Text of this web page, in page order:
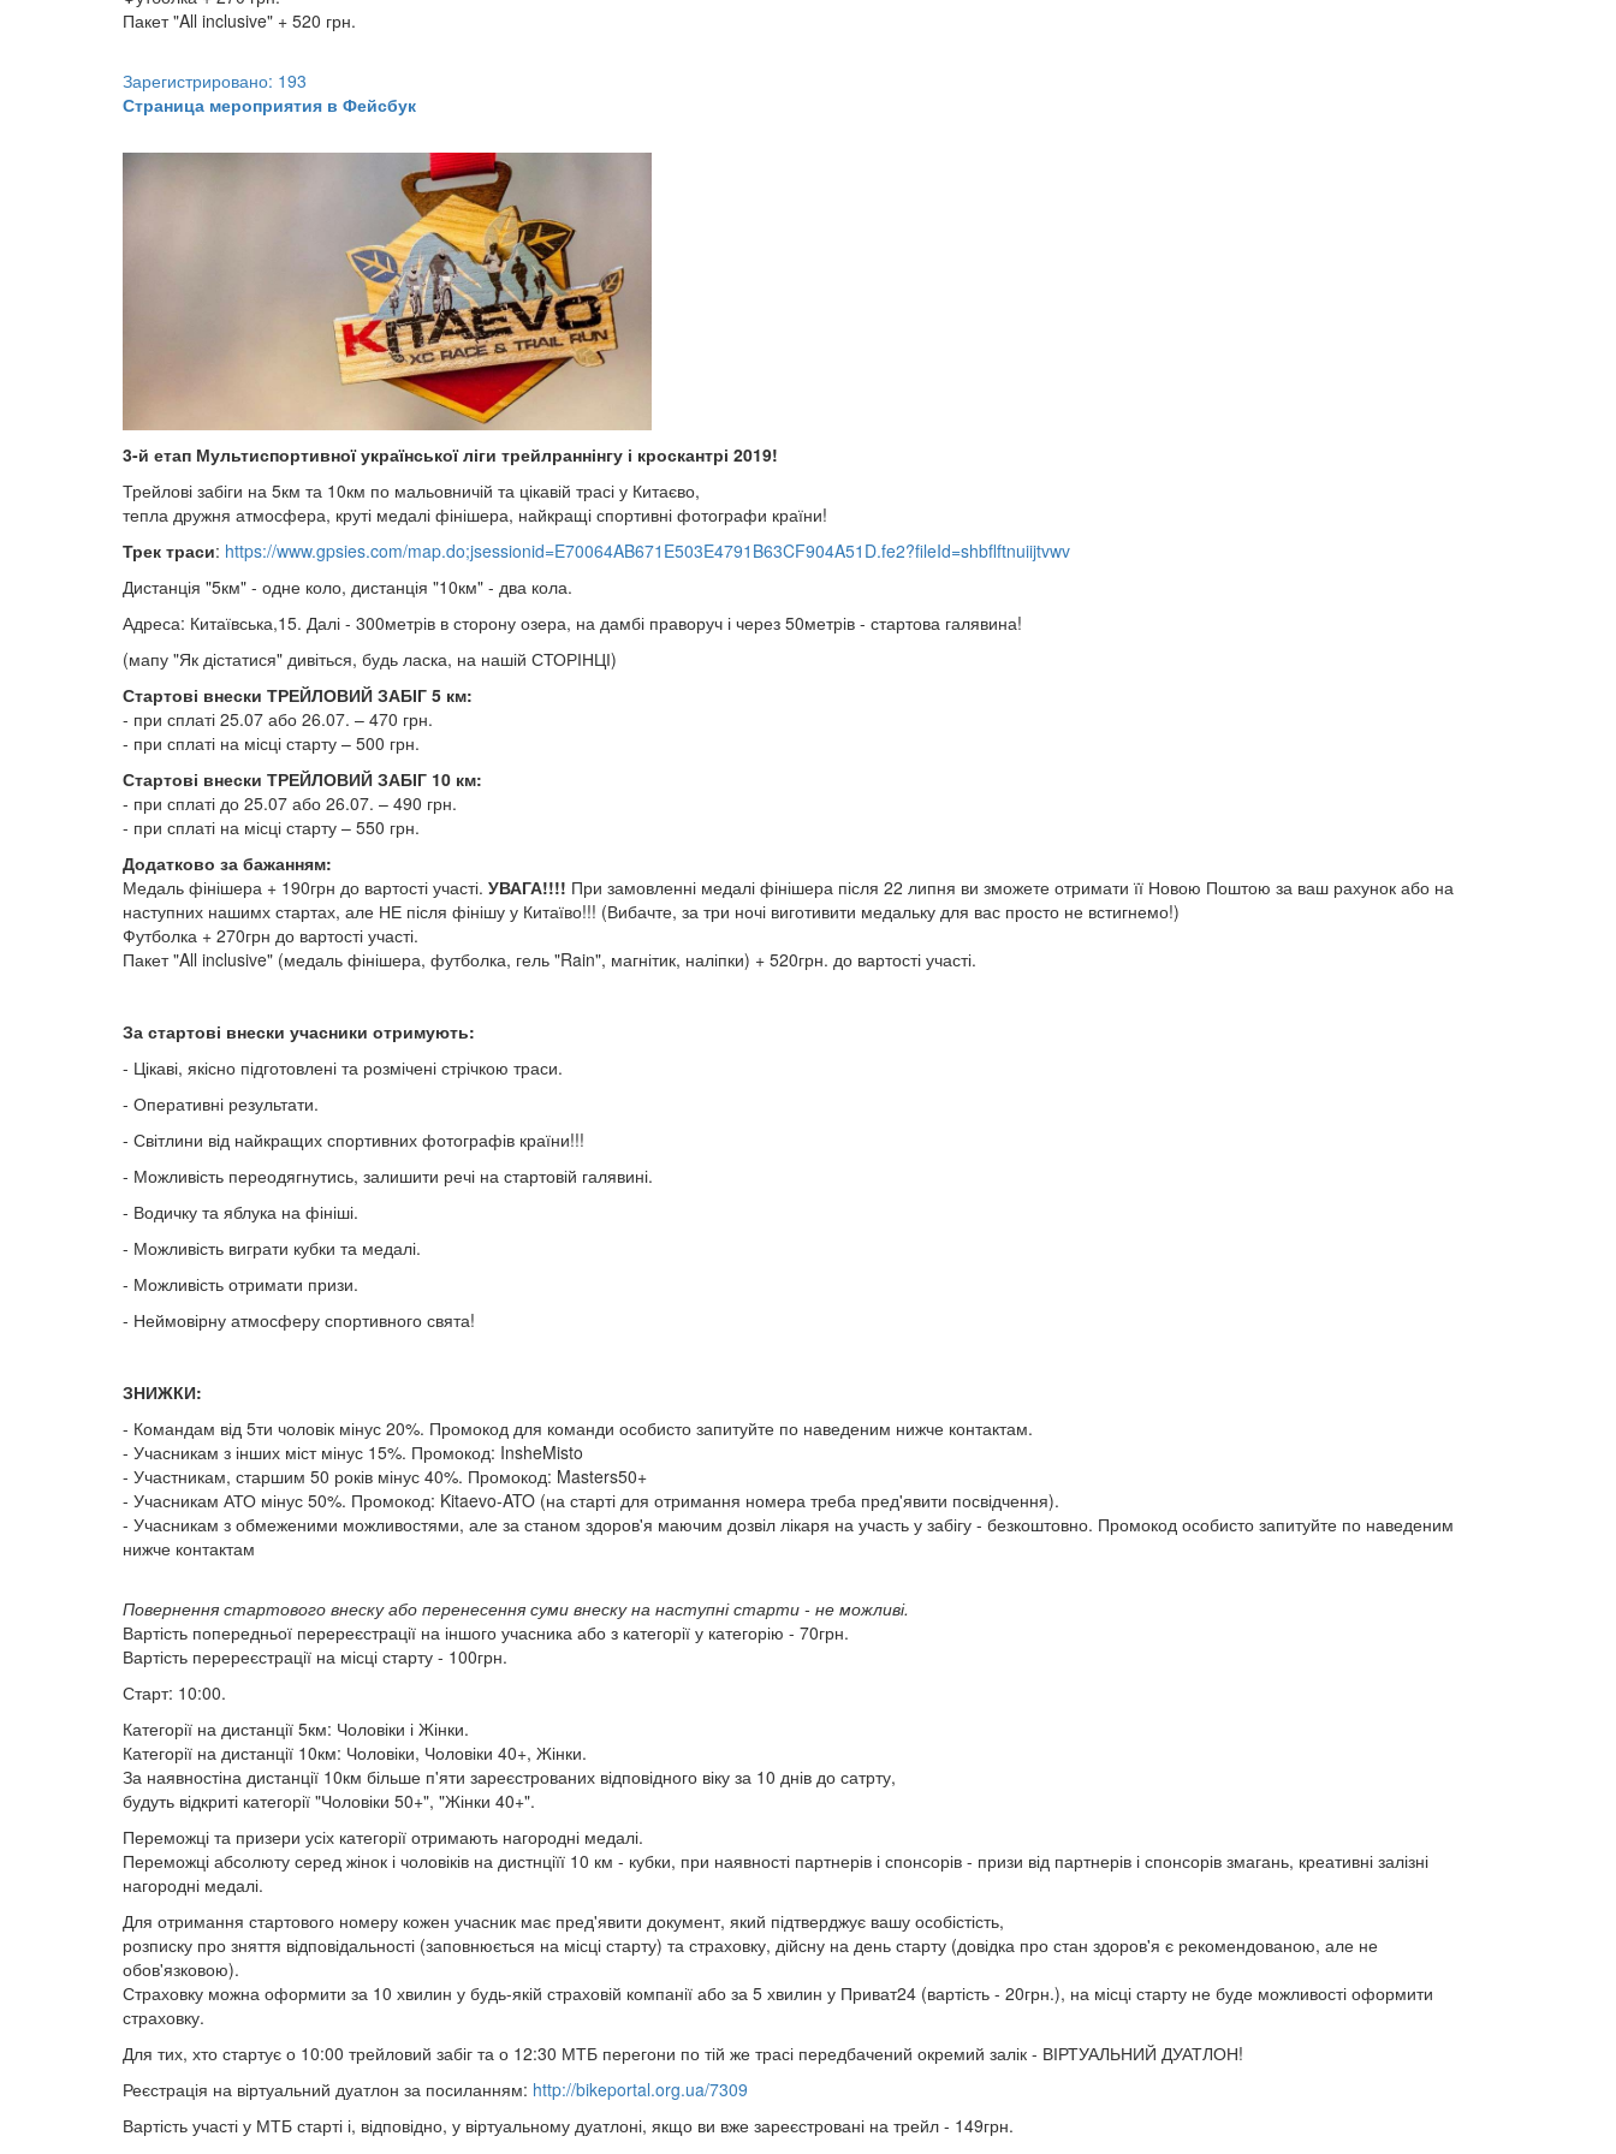
Пакет "All inclusive" + 520 грн.
Зарегистрировано: 193
Страница мероприятия в Фейсбук
3-й етап Мультиспортивної української ліги трейлраннінгу і кроскантрі 2019!
Трейлові забіги на 5км та 10км по мальовничій та цікавій трасі у Китаєво,
тепла дружня атмосфера, круті медалі фінішера, найкращі спортивні фотографи країни!
Трек траси: https://www.gpsies.com/map.do;jsessionid=E70064AB671E503E4791B63CF904A51D.fe2?fileId=shbflftnuiijtvwv
Дистанція "5км" - одне коло, дистанція "10км" - два кола.
Адреса: Китаївська,15. Далі - 300метрів в сторону озера, на дамбі праворуч і через 50метрів - стартова галявина!
(мапу "Як дістатися" дивіться, будь ласка, на нашій СТОРІНЦІ)
Стартові внески ТРЕЙЛОВИЙ ЗАБІГ 5 км:
- при сплаті 25.07 або 26.07. – 470 грн.
- при сплаті на місці старту – 500 грн.
Стартові внески ТРЕЙЛОВИЙ ЗАБІГ 10 км:
- при сплаті до 25.07 або 26.07. – 490 грн.
- при сплаті на місці старту – 550 грн.
Додатково за бажанням:
Медаль фінішера + 190грн до вартості участі. УВАГА!!!! При замовленні медалі фінішера після 22 липня ви зможете отримати її Новою Поштою за ваш рахунок або на
наступних нашимх стартах, але НЕ після фінішу у Китаїво!!! (Вибачте, за три ночі виготивити медальку для вас просто не встигнемо!)
Футболка + 270грн до вартості участі.
Пакет "All inclusive" (медаль фінішера, футболка, гель "Rain", магнітик, наліпки) + 520грн. до вартості участі.
За стартові внески учасники отримують:
- Цікаві, якісно підготовлені та розмічені стрічкою траси.
- Оперативні результати.
- Світлини від найкращих спортивних фотографів країни!!!
- Можливість переодягнутись, залишити речі на стартовій галявині.
- Водичку та яблука на фініші.
- Можливість виграти кубки та медалі.
- Можливість отримати призи.
- Неймовірну атмосферу спортивного свята!
ЗНИЖКИ:
- Командам від 5ти чоловік мінус 20%. Промокод для команди особисто запитуйте по наведеним нижче контактам.
- Учасникам з інших міст мінус 15%. Промокод: InsheMisto
- Участникам, старшим 50 років мінус 40%. Промокод: Masters50+
- Учасникам АТО мінус 50%. Промокод: Kitaevo-ATO (на старті для отримання номера треба пред'явити посвідчення).
- Учасникам з обмеженими можливостями, але за станом здоров'я маючим дозвіл лікаря на участь у забігу - безкоштовно. Промокод особисто запитуйте по наведеним
нижче контактам
Повернення стартового внеску або перенесення суми внеску на наступні старти - не можливі.
Вартість попередньої перереєстрації на іншого учасника або з категорії у категорію - 70грн.
Вартість перереєстрації на місці старту - 100грн.
Старт: 10:00.
Категорії на дистанції 5км: Чоловіки і Жінки.
Категорії на дистанції 10км: Чоловіки, Чоловіки 40+, Жінки.
За наявностіна дистанції 10км більше п'яти зареєстрованих відповідного віку за 10 днів до сатрту,
будуть відкриті категорії "Чоловіки 50+", "Жінки 40+".
Переможці та призери усіх категорії отримають нагородні медалі.
Переможці абсолюту серед жінок і чоловіків на дистнціїї 10 км - кубки, при наявності партнерів і спонсорів - призи від партнерів і спонсорів змагань, креативні залізні
нагородні медалі.
Для отримання стартового номеру кожен учасник має пред'явити документ, який підтверджує вашу особістість,
розписку про зняття відповідальності (заповнюється на місці старту) та страховку, дійсну на день старту (довідка про стан здоров'я є рекомендованою, але не
обов'язковою).
Страховку можна оформити за 10 хвилин у будь-якій страховій компанії або за 5 хвилин у Приват24 (вартість - 20грн.), на місці старту не буде можливості оформити
страховку.
Для тих, хто стартує о 10:00 трейловий забіг та о 12:30 МТБ перегони по тій же трасі передбачений окремий залік - ВІРТУАЛЬНИЙ ДУАТЛОН!
Реєстрація на віртуальний дуатлон за посиланням: http://bikeportal.org.ua/7309
Вартість участі у МТБ старті і, відповідно, у віртуальному дуатлоні, якщо ви вже зареєстровані на трейл - 149грн.